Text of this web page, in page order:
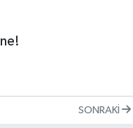
SONRAKI